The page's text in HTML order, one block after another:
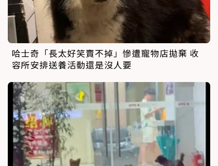
哈士奇「長太好笑賣不掉」慘遭寵物店拋棄 收
容所安排送養活動還是沒人要